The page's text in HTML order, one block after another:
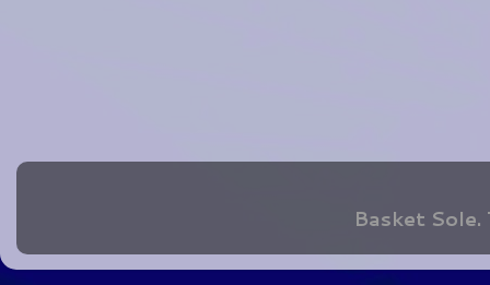
Basket